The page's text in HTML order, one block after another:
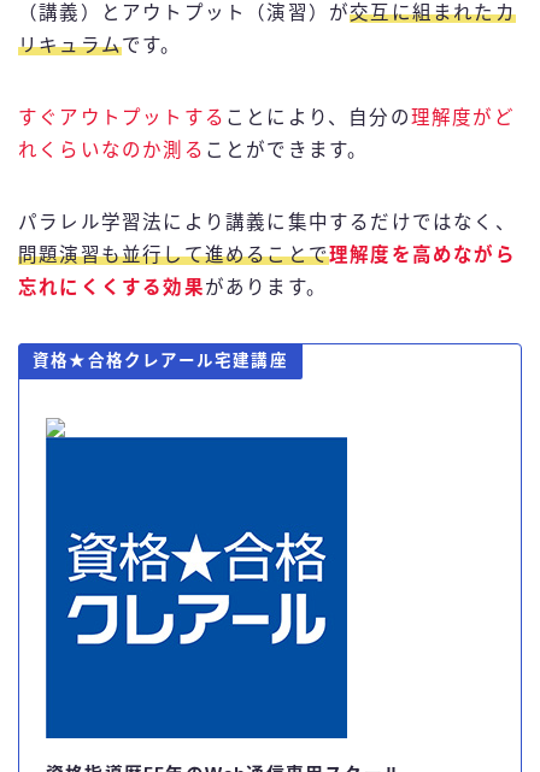
（講義）とアウトプット（演習）が交互に組まれたカ
リキュラムです。
すぐアウトプットする ことにより、自分の理解度がど
れくらいなのか測る ことができます。
パラレル学習法により講義に集中するだけではなく、
問題演習も並行して進めることで理解度を高めながら
忘れにくくする効果があります。
資格★合格クレアール宅建講座